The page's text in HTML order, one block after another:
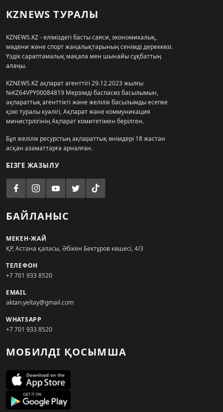
KZNEWS ТУРАЛЫ
KZNEWS.KZ - еліміздегі басты саяси, экономикалық,
мәдени және спорт жаңалықтарының сенімді дереккөзі.
Үздік сараптамалық мақала мен шынайы сұқбаттың
алаңы.
KZNEWS.KZ ақпарат агенттігі 29.12.2023 жылғы
№KZ64VPY00084819 Мерзімді баспасөз басылымын,
ақпараттық агенттікті және желілік басылымды есепке
қою туралы куәлігі, Ақпарат және коммуникация
министрлігінің Ақпарат комитетімен берілген.
Бұл желілік ресурстың ақпараттық өнімдері 18 жастан
асқан азаматтарға арналған.
БІЗГЕ ЖАЗЫЛУ
БАЙЛАНЫС
МЕКЕН-ЖАЙ
ҚР, Астана қаласы, Әбікен Бектұров көшесі, 4/3
ТЕЛЕФОН
+7 701 933 8520
EMAIL
aktan.yeltay@gmail.com
WHATSAPP
+7 701 933 8520
МОБИЛДІ ҚОСЫМША